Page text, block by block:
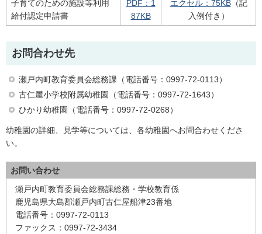
子育てのための施設等利用
給付認定申請書
PDF：1
87KB
エクセル：75KB（記
入例付き）
お問合わせ先
瀬戸内町教育委員会総務課（電話番号：0997-72-0113）
古仁屋小学校附属幼稚園（電話番号：0997-72-1643）
ひかり幼稚園（電話番号：0997-72-0268）
幼稚園の詳細、見学等については、各幼稚園へお問合わせくださ
い。
お問い合わせ
瀬戸内町教育委員会総務課総務・学校教育係
鹿児島県大島郡瀬戸内町古仁屋船津23番地
電話番号：0997-72-0113
ファックス：0997-72-3434